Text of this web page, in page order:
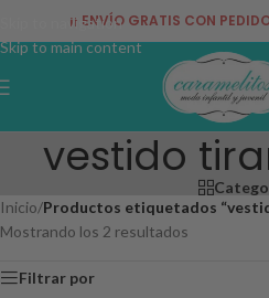
Skip to navigation
Skip to main content
¡¡ ENVÍO GRATIS CON
vestido
Inicio/Productos etiquetados
Mostrando los 2 resultados
Filtrar por